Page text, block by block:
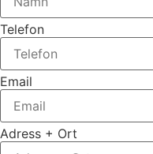
Telefon
Email
Adress + Ort